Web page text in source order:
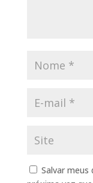
Salvar meus